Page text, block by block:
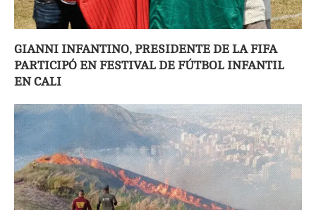
GIANNI INFANTINO, PRESIDENTE DE LA FIFA
PARTICIPÓ EN FESTIVAL DE FÚTBOL INFANTIL
EN CALI